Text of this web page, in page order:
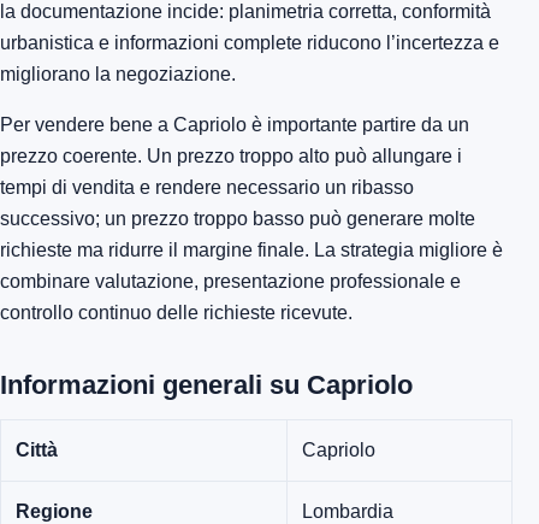
la documentazione incide: planimetria corretta, conformità
urbanistica e informazioni complete riducono l’incertezza e
migliorano la negoziazione.
Per vendere bene a Capriolo è importante partire da un
prezzo coerente. Un prezzo troppo alto può allungare i
tempi di vendita e rendere necessario un ribasso
successivo; un prezzo troppo basso può generare molte
richieste ma ridurre il margine finale. La strategia migliore è
combinare valutazione, presentazione professionale e
controllo continuo delle richieste ricevute.
Informazioni generali su Capriolo
Città Capriolo
Regione Lombardia